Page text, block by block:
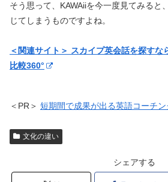
そう思って、KAWAiiを今一度見てみると
じてしまうものですよね。
＜関連サイト＞ スカイプ英会話を探すな
比較360°
＜PR＞ 短期間で成果が出る英語コーチン
文化の違い
シェアする